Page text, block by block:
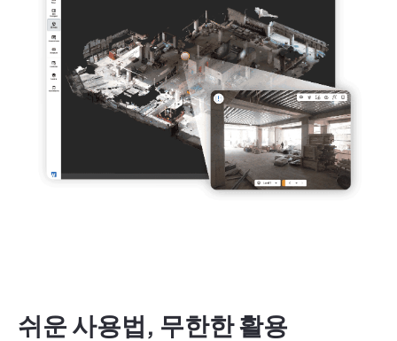
쉬운 사용법, 무한한 활용